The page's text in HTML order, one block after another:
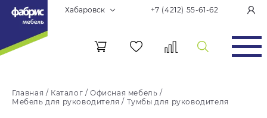
Хабаровск +7 (4212) 55-61-62
Главная / Каталог /Офисная мебель /
Мебель для руководителя / Тумбы для руководителя